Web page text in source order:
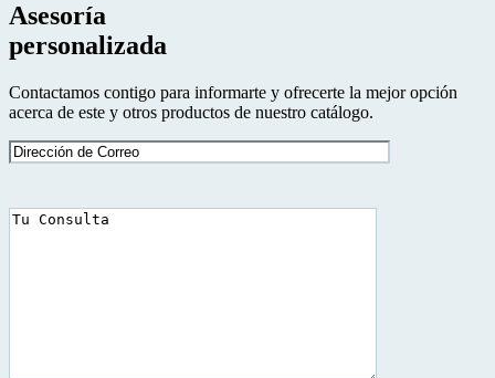
Asesoría
personalizada
Contactamos contigo para informarte y ofrecerte la mejor opción
acerca de este y otros productos de nuestro catálogo.